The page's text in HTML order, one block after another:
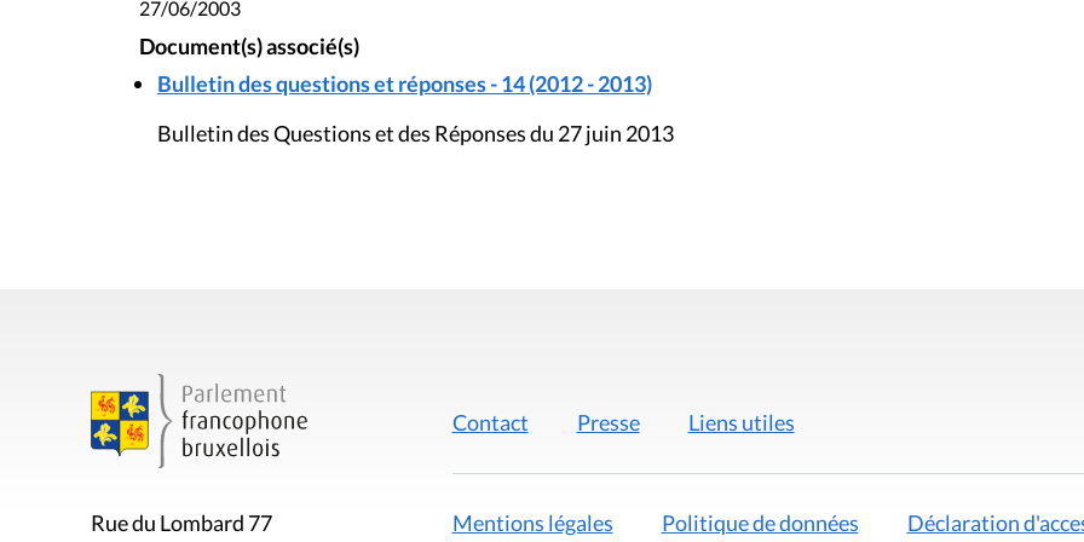
27/06/2003
Document(s) associé(s)
Bulletin des questions et réponses - 14 (2012 - 2013)
Bulletin des Questions et des Réponses du 27 juin 2013
Rue du Lombard 77
Contact Presse Liens utiles
Mentions légales Politique de données Déclaration